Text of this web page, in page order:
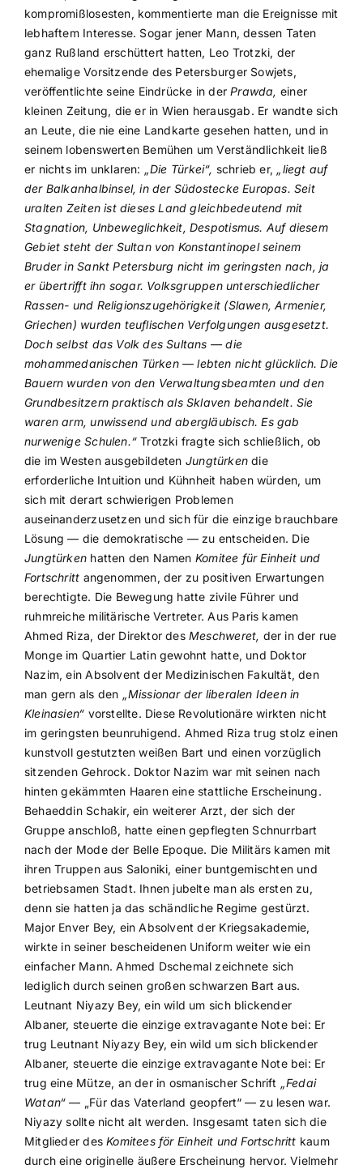
kompromißlosesten, kommentierte man die Ereignisse mit
lebhaftem Interesse. Sogar jener Mann, dessen Taten
ganz Rußland erschüttert hatten, Leo Trotzki, der
ehemalige Vorsitzende des Petersburger Sowjets,
veröffentlichte seine Eindrücke in derPrawda, einer
kleinen Zeitung, die er in Wien herausgab. Er wandte sich
an Leute, die nie eine Landkarte gesehen hatten, und in
seinem lobenswerten Bemühen um Verständlichkeit ließ
er nichts im unklaren: „Die Türkei“, schrieb er, „liegt auf
der Balkanhalbinsel, in der Südostecke Europas. Seit
uralten Zeiten ist dieses Land gleichbedeutend mit
Stagnation, Unbeweglichkeit, Despotismus. Auf diesem
Gebiet steht der Sultan von Konstantinopel seinem
Bruder in Sankt Petersburg nicht im geringsten nach, ja
er übertrifft ihn sogar. Volksgruppen unterschiedlicher
Rassen- und Religionszugehörigkeit (Slawen, Armenier,
Griechen) wurden teuflischen Verfolgungen ausgesetzt.
Doch selbst das Volk des Sultans — die
mohammedanischen Türken — lebten nicht glücklich. Die
Bauern wurden von den Verwaltungsbeamten und den
Grundbesitzern praktisch als Sklaven behandelt. Sie
waren arm, unwissend und abergläubisch. Es gab
nurwenige Schulen.“Trotzki fragte sich schließlich, ob
die im Westen ausgebildeten Jungtürkendie
erforderliche Intuition und Kühnheit haben würden, um
sich mit derart schwierigen Problemen
auseinanderzusetzen und sich für die einzige brauchbare
Lösung — die demokratische — zu entscheiden. Die
Jungtürken hatten den Namen Komitee für Einheit und
Fortschritt angenommen, der zu positiven Erwartungen
berechtigte. Die Bewegung hatte zivile Führer und
ruhmreiche militärische Vertreter. Aus Paris kamen
Ahmed Riza, der Direktor desMeschweret, der in der rue
Monge im Quartier Latin gewohnt hatte, und Doktor
Nazim, ein Absolvent der Medizinischen Fakultät, den
man gern als den „Missionar der liberalen Ideen in
Kleinasien“ vorstellte. Diese Revolutionäre wirkten nicht
im geringsten beunruhigend. Ahmed Riza trug stolz einen
kunstvoll gestutzten weißen Bart und einen vorzüglich
sitzenden Gehrock. Doktor Nazim war mit seinen nach
hinten gekämmten Haaren eine stattliche Erscheinung.
Behaeddin Schakir, ein weiterer Arzt, der sich der
Gruppe anschloß, hatte einen gepflegten Schnurrbart
nach der Mode der Belle Epoque. Die Militärs kamen mit
ihren Truppen aus Saloniki, einer buntgemischten und
betriebsamen Stadt. Ihnen jubelte man als ersten zu,
denn sie hatten ja das schändliche Regime gestürzt.
Major Enver Bey, ein Absolvent der Kriegsakademie,
wirkte in seiner bescheidenen Uniform weiter wie ein
einfacher Mann. Ahmed Dschemal zeichnete sich
lediglich durch seinen großen schwarzen Bart aus.
Leutnant Niyazy Bey, ein wild um sich blickender
Albaner, steuerte die einzige extravagante Note bei: Er
trug Leutnant Niyazy Bey, ein wild um sich blickender
Albaner, steuerte die einzige extravagante Note bei: Er
trug eine Mütze, an der in osmanischer Schrift „Fedai
Watan“ — „Für das Vaterland geopfert“ — zu lesen war.
Niyazy sollte nicht alt werden. Insgesamt taten sich die
Mitglieder desKomitees för Einheit und Fortschritt kaum
durch eine originelle äußere Erscheinung hervor. Vielmehr